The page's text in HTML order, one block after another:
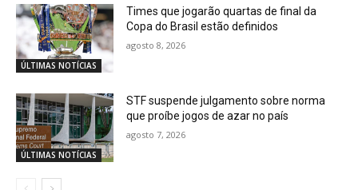
ÚLTIMAS NOTÍCIAS
Times que jogarão quartas de final da
Copa do Brasil estão definidos
agosto 8, 2026
ÚLTIMAS NOTÍCIAS
STF suspende julgamento sobre norma
que proíbe jogos de azar no país
agosto 7, 2026